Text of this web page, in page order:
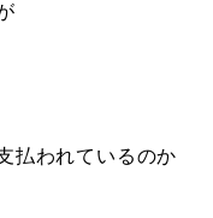
払われているのか